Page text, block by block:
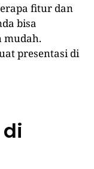
fitur dan
bisa
mudah.
presentasi di